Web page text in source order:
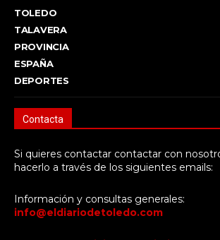
TOLEDO
TALAVERA
PROVINCIA
ESPAÑA
DEPORTES
Contacta
Si quieres contactar contactar con
hacerlo a través de los siguientes emails:
Información y consultas generales:
info@eldiariodetoledo.com